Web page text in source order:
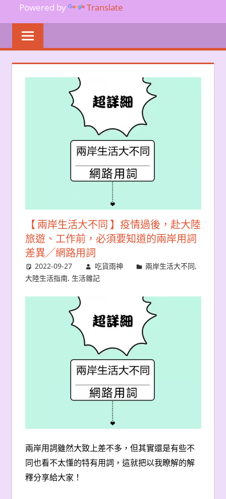
Powered by Translate
【 兩岸生活大不同 】疫情過後，赴大陸
旅遊、工作前，必須要知道的兩岸用詞
差異╱網路用詞
2022-09-27 吃貨雨神 兩岸生活大不同,
大陸生活指南, 生活雜記
兩岸用詞雖然大致上差不多，但其實還是有些不
同也看不太懂的特有用詞，這就把以我瞭解的解
釋分享給大家！